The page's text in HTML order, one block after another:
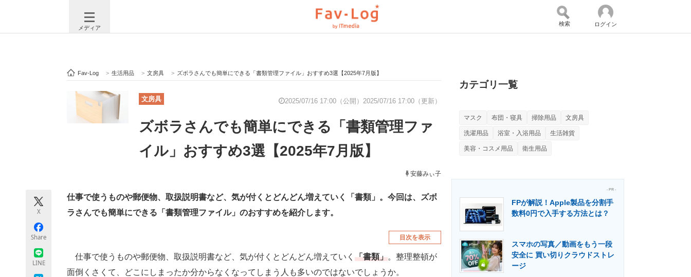
メディア
注目記事を集めた総合ページ ITの今と未来を見通す スマホと通信の最新トレンド
ビジネスと働き方のヒント AI活用のいまが分かる 企業ITのトレンドを詳説 経営リーダーのコミュニティ
製造業のIT導入・活用を支援
エネルギーの専門メディア
ちょっと気になるネットの話題
検索 ログイン
Fav-Log > 生活用品 > 文房具 > ズボラさんでも簡単にできる「書類管理ファイル」おすすめ3選【2025年7月版】
文房具 2025/07/16 17:00（公開） 2025/07/16 17:00（更新）
ズボラさんでも簡単にできる「書類管理ファ
イル」おすすめ3選【2025年7月版】
安藤みぃ子
X
Share
LINE
仕事で使うものや郵便物、取扱説明書など、気が付くとどんどん増えていく「書類」。今回は、ズボ
ラさんでも簡単にできる「書類管理ファイル」のおすすめを紹介します。
目次を表示
仕事で使うものや郵便物、取扱説明書など、気が付くとどんどん増えていく 「書類」。整理整頓が
面倒くさくて、どこにしまったか分からなくなってしまう人も多いのではないでしょうか。
カテゴリ一覧
マスク 布団・寝具 掃除用品 文房具
洗濯用品 浴室・入浴用品 生活雑貨
美容・コスメ用品 衛生用品
- PR -
FPが解説！Apple製品を分割手
数料0円で入手する方法とは？
スマホの写真／動画をもう一段
安全に 買い切りクラウドストレ
ージ